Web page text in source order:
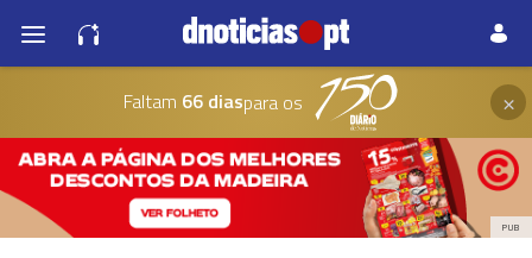
Faltam 66 diaspara os ×
PUB